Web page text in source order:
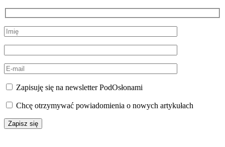
Zapisuję się na newsletter PodOsłonami
Chcę otrzymywać powiadomienia o nowych artykułach